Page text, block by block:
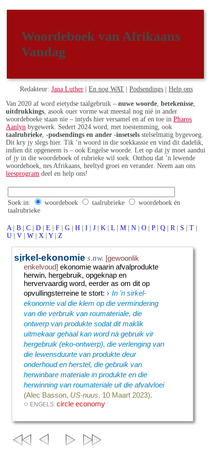
Woordeboek van Afrikaans
Vandag
Redakteur:Jana Luther |En nog WAT |Podsendings |Help ons
Van 2020 af word eietydse taalgebruik –nuwe woorde ,betekenisse
uitdrukkings , asook ouer vorme wat meestal nog nié in ander
woordeboeke staan nie – intyds hier versamel en af en toe inPharos
Aanlyn bygewerk. Sedert 2024 word, met toestemming, ook
taalrubrieke ,-podsendings en ander -insetsels stelselmatig bygevoeg.
Dit kry jy slegs hier. Tik ’n woord in die soekkassie en vind dit dadelik,
indien dit opgeneem is – ook Engelse woorde. Let op dat jy moet aandui
of jy in die woordeboek of rubrieke wil soek. Onthou dat ’n lewende
woordeboek, nes Afrikaans, heeltyd groei en verander. Neem aan ons
leesprogram deel en help ons!
Soek in: woordeboek taalrubrieke
woordeboek én
taalrubrieke
A | B | C | D | E | F | G | H | I | J | K | L | M | N | O | P | Q | R | S | T |
U | V | W | X | Y | Z
sirkel-ekonomie s.nw. [gewoonlik
enkelvoud] ekonomie waarin afvalprodukte
herwin, hergebruik, opgeknap en
hervervaardig word, eerder as om dit op
opvullingsterreine te stort:› In ’n sirkel-
ekonomie val die klem op die vermindering
van die verbruik van roumateriale, die
ontwerp van produkte sodat dit maklik
uitmekaar gehaal kan word ná gebruik vir
hergebruik (eko-ontwerp), die verlenging van
die lewensduurte van produkte deur
onderhoud en herstel, die gebruik van
herwinbare materiale in produkte en die
herwinning van roumateriale uit die afvalvloei
(Alec Basson, US-nuus, 10 Maart 2023).
◌ ENGELS:circle economy